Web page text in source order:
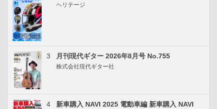
ヘリテージ
3 月刊現代ギター 2026年8月号 No.755
株式会社現代ギター社
4
新車購入 NAVI 2025 電動車編 新車購入 NAVI